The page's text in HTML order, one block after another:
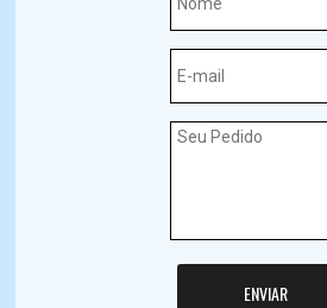
ENVIAR